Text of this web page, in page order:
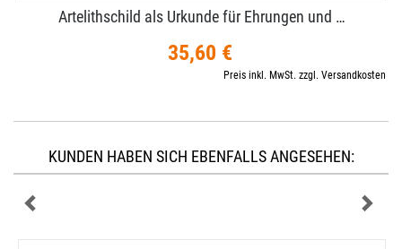
Artelithschild als Urkunde für Ehrungen und …
35,60 €
Preis inkl. MwSt. zzgl. Versandkosten
KUNDEN HABEN SICH EBENFALLS ANGESEHEN: